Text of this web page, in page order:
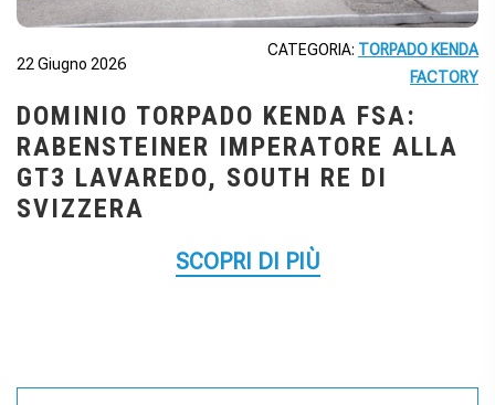
22 Giugno 2026
CATEGORIA: TORPADO KENDA
FACTORY
DOMINIO TORPADO KENDA FSA:
RABENSTEINER IMPERATORE ALLA
GT3 LAVAREDO, SOUTH RE DI
SVIZZERA
SCOPRI DI PIÙ